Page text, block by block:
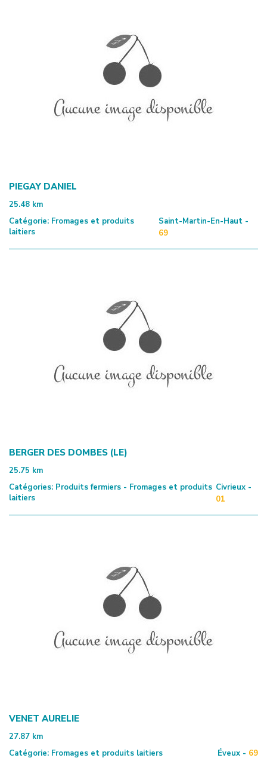
PIEGAY DANIEL
25.48 km
Catégorie: Fromages et produits
laitiers
Saint-Martin-En-Haut -
69
BERGER DES DOMBES (LE)
25.75 km
Catégories: Produits fermiers - Fromages et produits
laitiers
Civrieux -
01
VENET AURELIE
27.87 km
Catégorie: Fromages et produits laitiers Éveux - 69